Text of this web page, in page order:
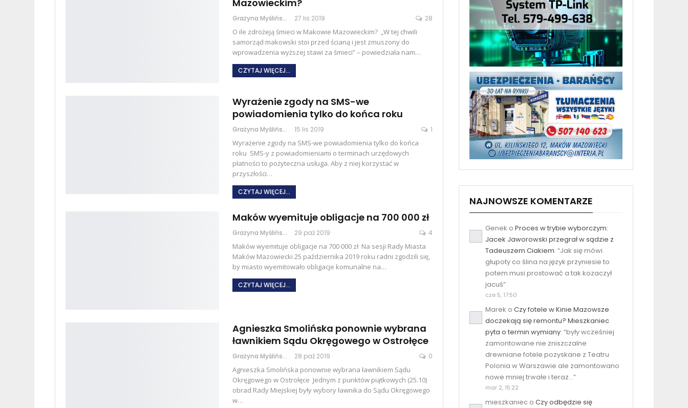
Mazowieckim?
Grażyna Myślińska 27 lis 2019 28
O ile zdrożeją śmieci w Makowie Mazowieckim? „W tej chwili
samorząd makowski stoi przed ścianą i jest zmuszony do
wprowadzenia wyższej stawi za śmieci” – powiedziała nam…
CZYTAJ WIĘCEJ...
Wyrażenie zgody na SMS-we
powiadomienia tylko do końca roku
Grażyna Myślińska 15 lis 2019 1
Wyrażenie zgody na SMS-we powiadomienia tylko do końca
roku SMS-y z powiadomieniami o terminach urzędowych
płatności to pożyteczna usługa. Aby z niej korzystać w
przyszłości…
CZYTAJ WIĘCEJ...
Maków wyemituje obligacje na 700 000 zł
Grażyna Myślińska 29 paź 2019 4
Maków wyemituje obligacje na 700 000 zł Na sesji Rady Miasta
Maków Mazowiecki 25 października 2019 roku radni zgodzili się,
by miasto wyemitowało obligacje komunalne na…
CZYTAJ WIĘCEJ...
Agnieszka Smolińska ponownie wybrana
ławnikiem Sądu Okręgowego w Ostrołęce
Grażyna Myślińska 28 paź 2019 0
Agnieszka Smolińska ponownie wybrana ławnikiem Sądu
Okręgowego w Ostrołęce Jednym z punktów piątkowych (25.10)
obrad Rady Miejskiej były wybory ławnika do Sądu Okręgowego
w…
NAJNOWSZE KOMENTARZE
Genek o Proces w trybie wyborczym:
Jacek Jaworowski przegrał w sądzie z
Tadeuszem Ciakiem: “Jak się mówi
głupoty co ślina na język przyniesie to
potem musi prostować a tak kozaczył
jacuś”
cze 5, 17:50
Marek o Czy fotele w Kinie Mazowsze
doczekają się remontu? Mieszkaniec
pyta o termin wymiany: “były wcześniej
zamontowane nie zniszczalne
drewniane fotele pozyskane z Teatru
Polonia w Warszawie ale zamontowano
nowe mniej trwałe i teraz…”
mar 2, 15:22
mieszkanieco Czy odbędzie się